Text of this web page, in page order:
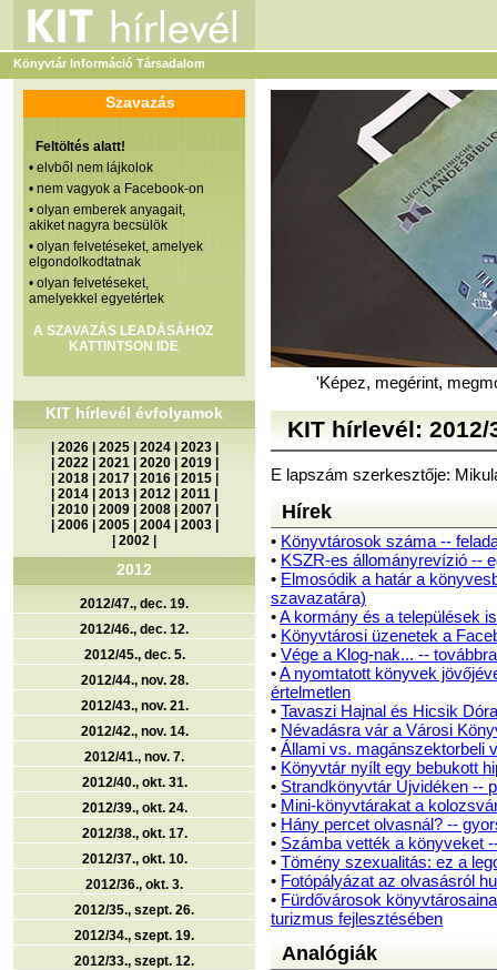
Könyvtár Információ Társadalom
Szavazás
Feltöltés alatt!
• elvből nem lájkolok
• nem vagyok a Facebook-on
• olyan emberek anyagait,
akiket nagyra becsülök
• olyan felvetéseket, amelyek
elgondolkodtatnak
• olyan felvetéseket,
amelyekkel egyetértek
A SZAVAZÁS LEADÁSÁHOZ
KATTINTSON IDE
KIT hírlevél évfolyamok
2026| 2025| 2024| 2023|
2022| 2021| 2020| 2019|
2018| 2017| 2016| 2015|
2014 2013 2012 2011
2010| 2009| 2008| 2007|
2006| 2005| 2004| 2003|
2002
2012
2012/47., dec. 19.
2012/46., dec. 12.
2012/45., dec. 5.
2012/44., nov. 28.
2012/43., nov. 21.
2012/42., nov. 14.
2012/41., nov. 7.
2012/40., okt. 31.
2012/39., okt. 24.
2012/38., okt. 17.
2012/37., okt. 10.
2012/36., okt. 3.
2012/35., szept. 26.
2012/34., szept. 19.
2012/33., szept. 12.
'Képez, megérint,
KIT hírlevél: 2012/
E lapszám szerkesztője:
Hírek
• Könyvtárosok száma --
• KSZR-es állományrevízió --
• Elmosódik a határ a
szavazatára)
•A kormány és a települések
• Könyvtárosi üzenetek a
• Vége a Klog-nak... --
•A nyomtatott könyvek
értelmetlen
• Tavaszi Hajnal és Hicsik
• Névadásra vár a Városi
• Állami vs. magánszektorbeli
• Könyvtár nyílt egy bebukott
• Strandkönyvtár Újvidéken --
• Mini-könyvtárakat a
• Hány percet olvasnál? --
• Számba vették a könyveket
• Tömény szexualitás: ez a
• Fotópályázat az olvasásról
• Fürdővárosok
turizmus fejlesztésében
Analógiák